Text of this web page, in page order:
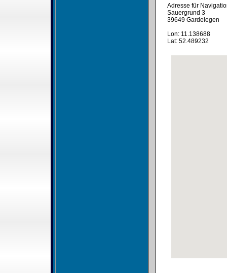
Adresse für
Sauergrund 3
39649 Gardelegen
Lon: 11.138688
Lat: 52.489232